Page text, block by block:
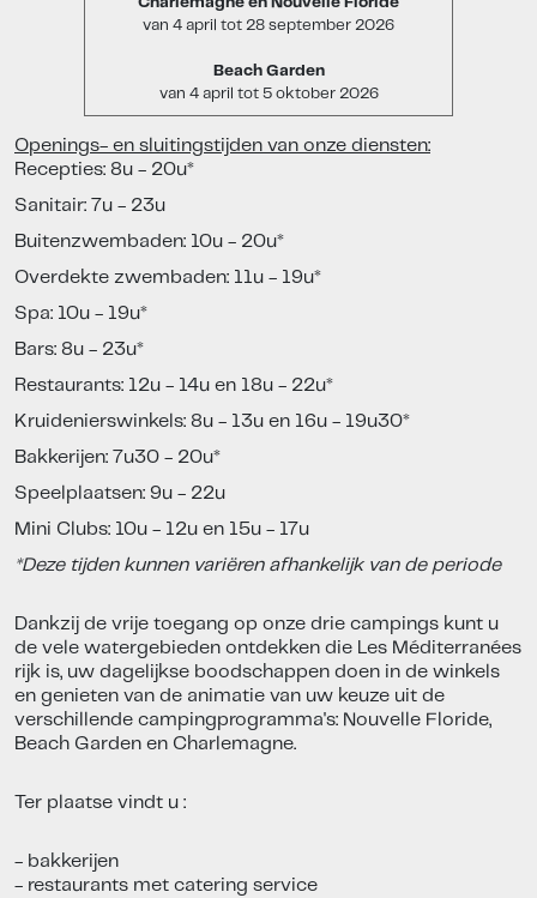
van 4 april tot 28 september 2026
Beach Garden
van 4 april tot 5 oktober 2026
Openings- en sluitingstijden van onze diensten:
Recepties: 8u - 20u*
Sanitair: 7u - 23u
Buitenzwembaden: 10u - 20u*
Overdekte zwembaden: 11u - 19u*
Spa: 10u - 19u*
Bars: 8u - 23u*
Restaurants: 12u - 14u en 18u - 22u*
Kruidenierswinkels: 8u - 13u en 16u - 19u30*
Bakkerijen: 7u30 - 20u*
Speelplaatsen: 9u - 22u
Mini Clubs: 10u - 12u en 15u - 17u
*Deze tijden kunnen variëren afhankelijk van de periode
Dankzij de vrije toegang op onze drie campings kunt u
de vele watergebieden ontdekken die Les Méditerranées
rijk is, uw dagelijkse boodschappen doen in de winkels
en genieten van de animatie van uw keuze uit de
verschillende campingprogramma's: Nouvelle Floride,
Beach Garden en Charlemagne.
Ter plaatse vindt u :
- bakkerijen
- restaurants met catering service